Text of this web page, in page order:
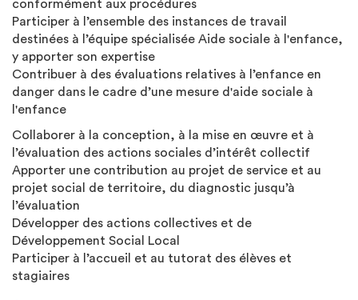
conformément aux procédures
Participer à l’ensemble des instances de travail
destinées à l’équipe spécialisée Aide sociale à l'enfance,
y apporter son expertise
Contribuer à des évaluations relatives à l’enfance en
danger dans le cadre d’une mesure d'aide sociale à
l'enfance
Collaborer à la conception, à la mise en œuvre et à
l’évaluation des actions sociales d’intérêt collectif
Apporter une contribution au projet de service et au
projet social de territoire, du diagnostic jusqu’à
l’évaluation
Développer des actions collectives et de
Développement Social Local
Participer à l’accueil et au tutorat des élèves et
stagiaires